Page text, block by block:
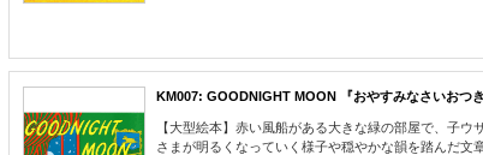
KM007: GOODNIGHT MOON 『おやすみなさいおつ
【大型絵本】赤い風船がある大きな緑の部屋で、子
さまが明るくなっていく様子や穏やかな韻を踏んだ文